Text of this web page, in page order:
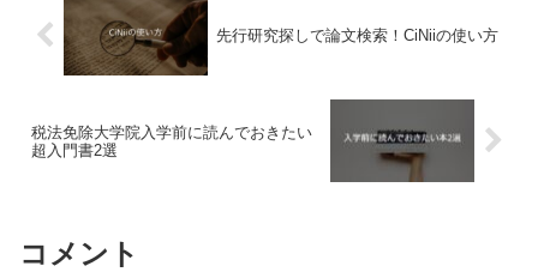
先行研究探しで論文検索！CiNiiの使い方
税法免除大学院入学前に読んでおきたい
超入門書2選
コメント